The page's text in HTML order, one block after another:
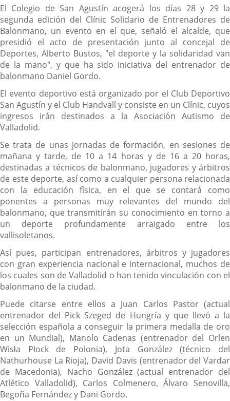
Descripción
El Colegio de San Agustín acogerá los días 28 y 29 la
segunda edición del Clínic Solidario de Entrenadores de
Balonmano, un evento en el que, señaló el alcalde, que
presidió el acto de presentación junto al concejal de
Deportes, Alberto Bustos, "el deporte y la solidaridad van
de la mano", y que ha sido iniciativa del entrenador de
balonmano Daniel Gordo.
El evento deportivo está organizado por el Club Deportivo
San Agustín y el Club Handvall y consiste en un Clínic, cuyos
ingresos irán destinados a la Asociación Autismo de
Valladolid.
Se trata de unas jornadas de formación, en sesiones de
mañana y tarde, de 10 a 14 horas y de 16 a 20 horas,
destinadas a técnicos de balonmano, jugadores y árbitros
de este deporte, así como a cualquier persona relacionada
con la educación física, en el que se contará como
ponentes a personas muy relevantes del mundo del
balonmano, que transmitirán su conocimiento en torno a
un deporte profundamente arraigado entre los
vallisoletanos.
Así pues, participan entrenadores, árbitros y jugadores
con gran experiencia nacional e internacional, muchos de
los cuales son de Valladolid o han tenido vinculación con el
balonmano de la ciudad.
Puede citarse entre ellos a Juan Carlos Pastor (actual
entrenador del Pick Szeged de Hungría y que llevó a la
selección española a conseguir la primera medalla de oro
en un Mundial), Manolo Cadenas (entrenador del Orlen
Wisła Płock de Polonia), Jota González (técnico del
Nathurhouse La Rioja), David Davis (entrenador del Vardar
de Macedonia), Nacho González (actual entrenador del
Atlético Valladolid), Carlos Colmenero, Álvaro Senovilla,
Begoña Fernández y Dani Gordo.